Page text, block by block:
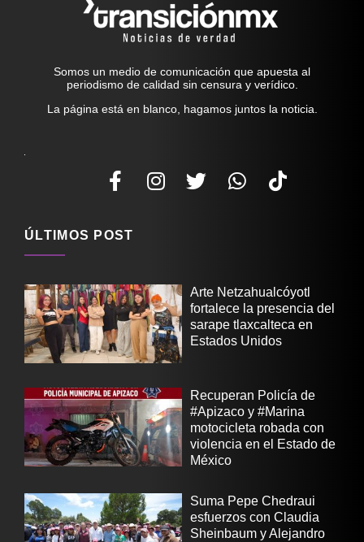
Somos un medio de comunicación que apuesta al
periodismo de calidad sin censura y verídico.
La página está en blanco, hagamos juntos la noticia.
ÚLTIMOS POST
Arte Netzahualcóyotl
fortalece la presencia del
sarape tlaxcalteca en
Estados Unidos
Recuperan Policía de
#Apizaco y #Marina
motocicleta robada con
violencia en el Estado de
México
Suma Pepe Chedraui
esfuerzos con Claudia
Sheinbaum y Alejandro